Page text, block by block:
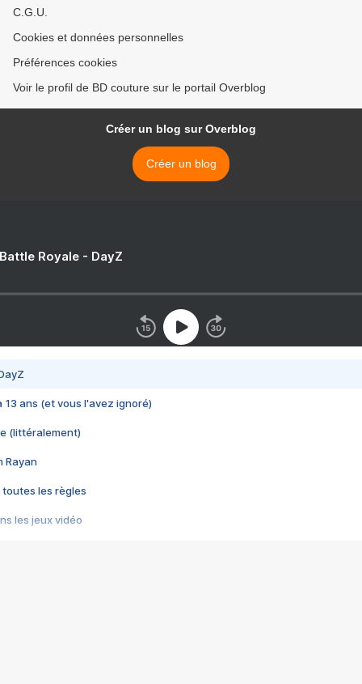
C.G.U.
Cookies et données personnelles
Préférences cookies
Voir le profil de BD couture sur le portail Overblog
Créer un blog sur Overblog
Créer un blog
Royale - DayZ
13 ans (et vous l'avez ignoré)
(littéralement)
Rayan
toutes les règles
les jeux vidéo